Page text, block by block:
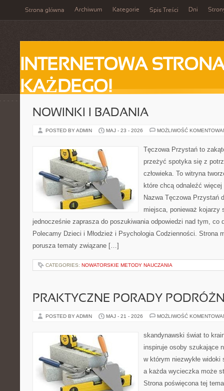
Strona główna Archiwum Kategorie Spis Treści Dni
INTERNETOWA
KAŻDEGO!
NOWINKI I BADANIA
POSTED BY ADMIN MAJ - 23 - 2026 MOŻLIWOŚĆ
Tęczowa Przystań to
przeżyć spotyka się z
człowieka. To witryna
które chcą odnaleźć
Nazwa Tęczowa Przystań
miejsca, ponieważ kojarzy
jednocześnie zaprasza do poszukiwania odpowiedzi nad tym, co
Polecamy Dzieci i Młodzież i Psychologia Codzienności. Strona
porusza tematy związane […]
CATEGORIES: NOWATORSKIE METODY NAUCZANIA
PRAKTYCZNE PORADY
POSTED BY ADMIN MAJ - 21 - 2026 MOŻLIWOŚĆ
skandynawski świat to
inspiruje osoby szukające
w którym niezwykłe
a każda wycieczka może
Strona poświęcona tej